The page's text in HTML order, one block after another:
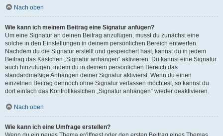
Nach oben
Wie kann ich meinem Beitrag eine Signatur anfügen?
Um eine Signatur an deinen Beitrag anzufügen, musst du zunächst eine
solche in den Einstellungen in deinem persönlichen Bereich entwerfen.
Nachdem du die Signatur erstellt und gespeichert hast, kannst du in jedem
Beitrag das Kästchen „Signatur anhängen“ aktivieren. Du kannst eine Signatur
auch hinzufügen, indem du in deinem persönlichen Bereich das
standardmäßige Anhängen deiner Signatur aktivierst. Wenn du einen
einzelnen Beitrag dennoch ohne Signatur verfassen möchtest, so kannst du
dort einfach das Kontrollkästchen „Signatur anhängen“ wieder deaktivieren.
Nach oben
Wie kann ich eine Umfrage erstellen?